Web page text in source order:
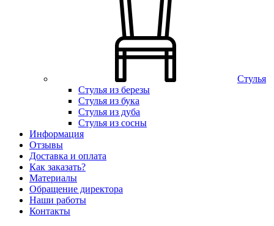
Стулья
Стулья из березы
Стулья из бука
Стулья из дуба
Стулья из сосны
Информация
Отзывы
Доставка и оплата
Как заказать?
Материалы
Обращение директора
Наши работы
Контакты